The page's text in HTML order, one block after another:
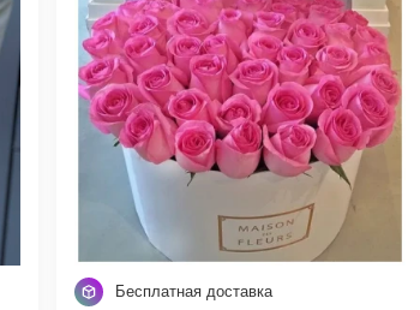
Бесплатная доставка